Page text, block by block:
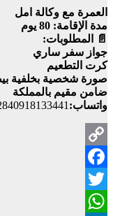
العمرة مع وكالة امل
مدة الإقامة: 80 يوم
📄 المطلوبات:
جواز سفر ساري
كرت التطعيم
صورة شخصية بخلفية
ضامن مقيم بالمملكة
واتساب:
Copy
Link
Facebook
Twitter